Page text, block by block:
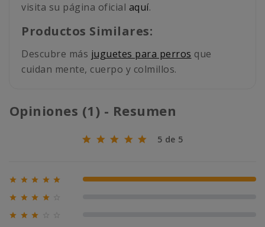
visita su página oficial aquí.
Productos Similares:
Descubre más juguetes para perros que
cuidan mente, cuerpo y colmillos.
Opiniones (1) - Resumen
5 de 5
     100% (1)
   
  